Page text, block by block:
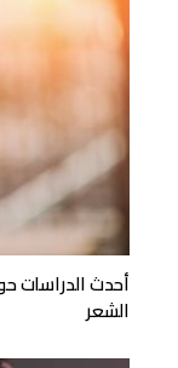
أحدث الدراسات
الشعر